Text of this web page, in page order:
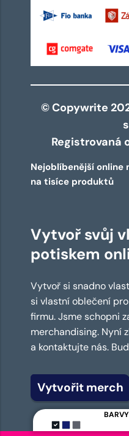
© Copywrite
Registrovaná
Nejoblíbenější online
na tisíce produktů
Vytvoř svůj
potiskem
Vytvoř si snadno
si vlastní oblečení
firmu. Jsme schopni
merchandising. Nyní
a kontaktujte nás.
Vytvořit merch